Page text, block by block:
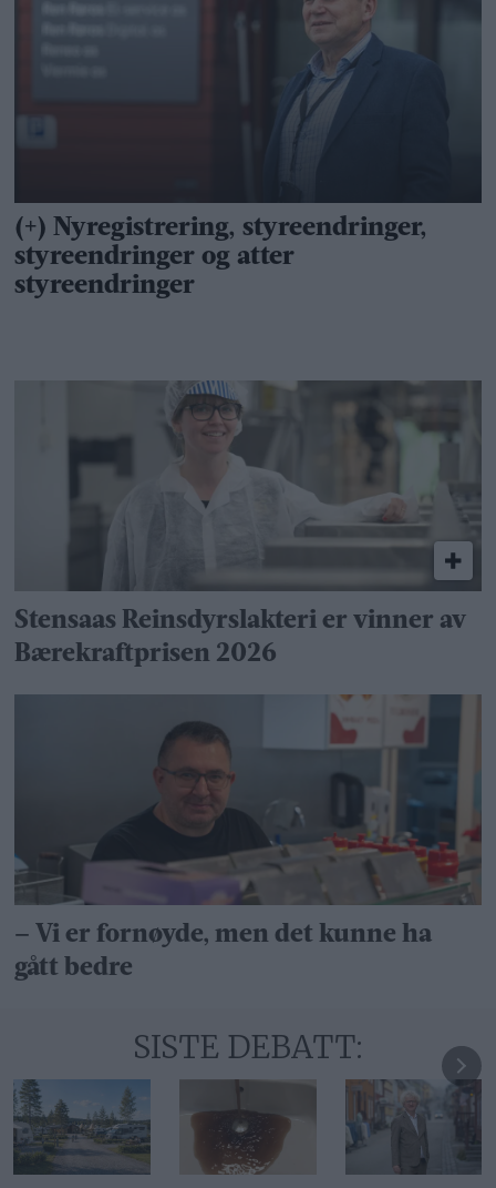
Stensaas Reinsdyrslakteri er vinner av
Bærekraftprisen 2026
– Vi er fornøyde, men det kunne ha
gått bedre
SISTE DEBATT: